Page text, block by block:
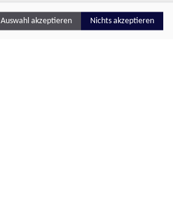
Auswahl akzeptieren Nichts akzeptieren